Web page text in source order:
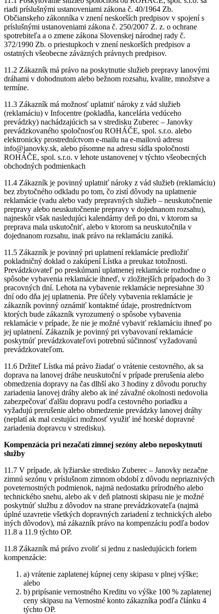
riadi príslušnými ustanoveniami zákona č. 40/1964 Zb.
Občianskeho zákonníka v znení neskorších predpisov v spojení s
príslušnými ustanoveniami zákona č. 250/2007 Z. z. o ochrane
spotrebiteľa a o zmene zákona Slovenskej národnej rady č.
372/1990 Zb. o priestupkoch v znení neskorších predpisov a
ostatných všeobecne záväzných právnych predpisov.
11.2 Zákazník má právo na poskytnutie služieb prepravy lanovými
dráhami v dohodnutom alebo bežnom rozsahu, kvalite, množstve a
termíne.
11.3 Zákazník má možnosť uplatniť nároky z vád služieb
(reklamáciu) v Infocentre (pokladňa, kancelária vedúceho
prevádzky) nachádzajúcich sa v stredisku Zuberec – Janovky
prevádzkovaného spoločnosťou ROHÁČE, spol. s.r.o. alebo
elektronicky prostredníctvom e-mailu na e-mailovú adresu
info@janovky.sk, alebo písomne na adresu sídla spoločnosti
ROHÁČE, spol. s.r.o. v lehote ustanovenej v týchto všeobecných
obchodných podmienkach
11.4 Zákazník je povinný uplatniť nároky z vád služieb (reklamáciu)
bez zbytočného odkladu po tom, čo zistí dôvody na uplatnenie
reklamácie (vadu alebo vady prepravných služieb – neuskutočnenie
prepravy alebo neuskutočnenie prepravy v dojednanom rozsahu),
najneskôr však nasledujúci kalendárny deň po dni, v ktorom sa
preprava mala uskutočniť, alebo v ktorom sa neuskutočnila v
dojednanom rozsahu, inak právo na reklamáciu zaniká.
11.5 Zákazník je povinný pri uplatnení reklamácie predložiť
pokladničný doklad o zakúpení Lístka a preukaz totožnosti.
Prevádzkovateľ po preskúmaní uplatnenej reklamácie rozhodne o
spôsobe vybavenia reklamácie ihneď, v zložitejších prípadoch do 3
pracovných dní. Lehota na vybavenie reklamácie nepresiahne 30
dní odo dňa jej uplatnenia. Pre účely vybavenia reklamácie je
zákazník povinný oznámiť kontaktné údaje, prostredníctvom
ktorých bude zákazník vyrozumený o spôsobe vybavenia
reklamácie v prípade, že nie je možné vybaviť reklamáciu ihneď po
jej uplatnení. Zákazník je povinný pri vybavovaní reklamácie
poskytnúť prevádzkovateľovi potrebnú súčinnosť vyžadovanú
prevádzkovateľom.
11.6 Držiteľ Lístka má právo žiadať o vrátenie cestovného, ak sa
doprava na lanovej dráhe neuskutoční v prípade prerušenia alebo
obmedzenia dopravy na čas dlhší ako 3 hodiny z dôvodu poruchy
zariadenia lanovej dráhy alebo ak iné závažné okolnosti nedovolia
zabezpečovať ďalšiu dopravu podľa cestovného poriadku a
vyžadujú prerušenie alebo obmedzenie prevádzky lanovej dráhy
(neplatí ak mal cestujúci možnosť využiť iné horské dopravné
zariadenia dopravcu v stredisku).
Kompenzácia pri nezačatí zimnej sezóny alebo neposkytnutí
služby
11.7 V prípade, ak lyžiarske stredisko Zuberec – Janovky nezačne
zimnú sezónu v príslušnom zimnom období z dôvodu nepriaznivých
poveternostných podmienok, najmä nedostatku prírodného alebo
technického snehu, alebo ak v deň platnosti skipasu nie je možné
poskytnúť službu z dôvodov na strane prevádzkovateľa (najmä
úplné uzavretie všetkých dopravných zariadení z technických alebo
iných dôvodov), má zákazník právo na kompenzáciu podľa bodov
11.8 a 11.9 týchto OP.
11.8 Zákazník má právo zvoliť si jednu z nasledujúcich foriem
kompenzácie:
a) vrátenie zaplatenej kúpnej ceny skipasu v plnej výške;
alebo
b) pripísanie vernostného Kreditu vo výške 100 % zaplatenej
ceny skipasu na Vernostné konto zákazníka podľa článku 4
týchto OP.